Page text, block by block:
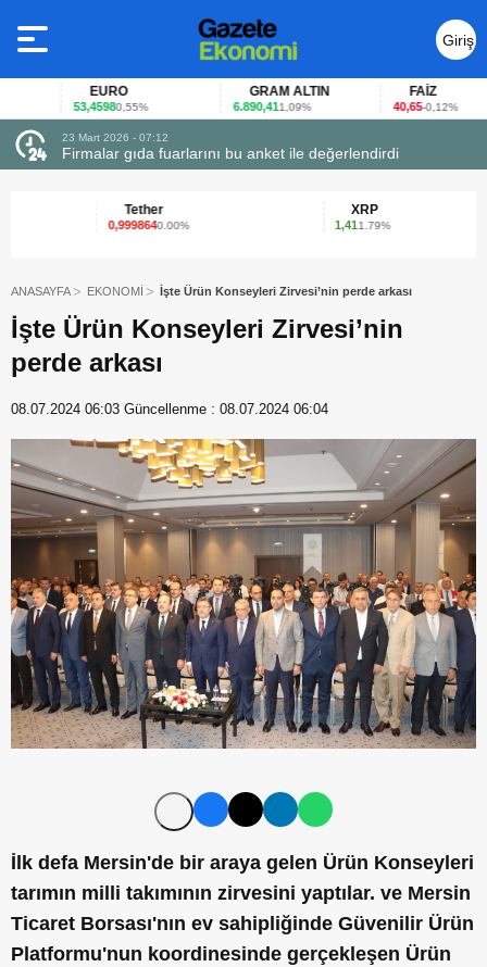
Giriş
Yap
EURO
53,45980,55%
GRAM ALTIN
6.890,411,09% -0,12%
23 Mart 2026 - 07:12
Firmalar gıda fuarlarını bu anket ile değerlendirdi
0,9998640.00% 1.79%
ANASAYFA EKONOMİ İşte Ürün Konseyleri Zirvesi’nin perde arkası
İşte Ürün Konseyleri Zirvesi’nin
perde arkası
08.07.2024 06:03 Güncellenme : 08.07.2024 06:04
İlk defa Mersin'de bir araya gelen Ürün Konseyleri
tarımın milli takımının zirvesini yaptılar. ve Mersin
Ticaret Borsası'nın ev sahipliğinde Güvenilir Ürün
Platformu'nun koordinesinde gerçekleşen Ürün